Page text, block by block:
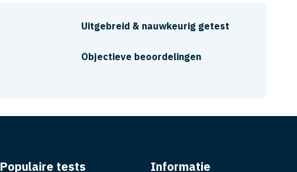
Uitgebreid & nauwkeurig getest
Objectieve beoordelingen
Populaire tests Informatie